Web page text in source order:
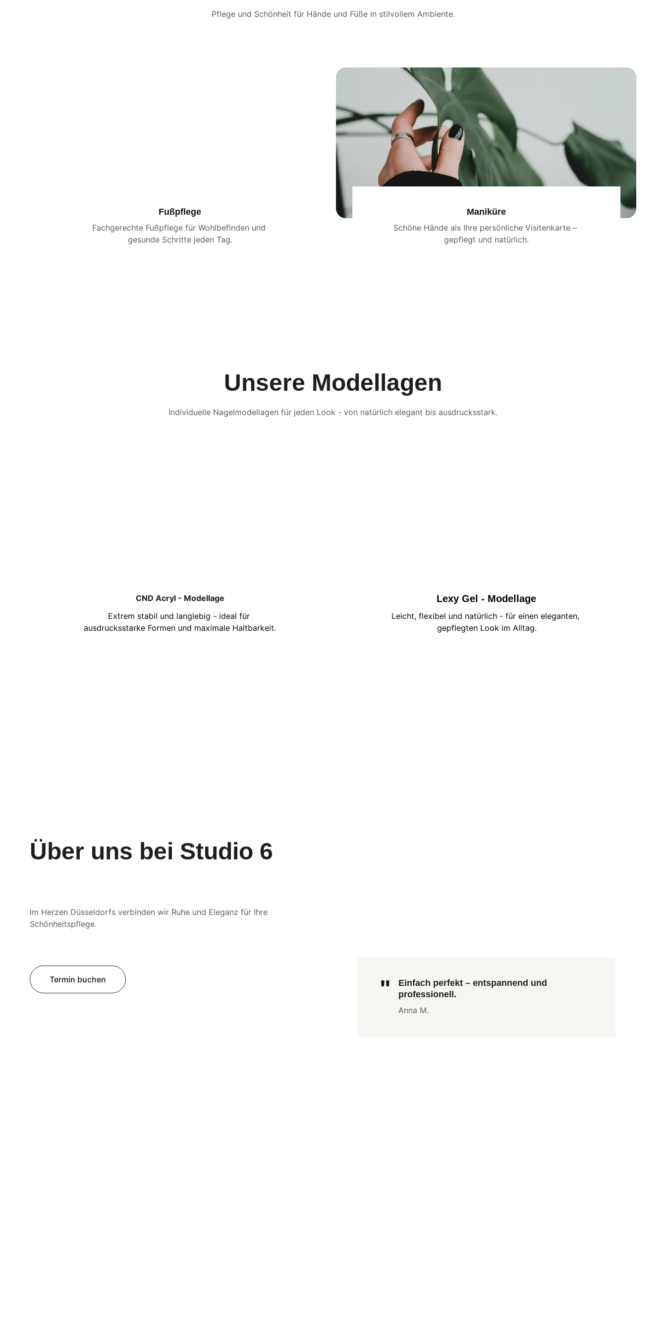
Pflege und Schönheit für Hände und Füße in stilvollem Ambiente.
Maniküre
Schöne Hände als Ihre persönliche Visitenkarte –
gepflegt und natürlich.
Fußpflege
Fachgerechte Fußpflege für Wohlbefinden und
gesunde Schritte jeden Tag.
Unsere Modellagen
Individuelle Nagelmodellagen für jeden Look - von natürlich elegant bis ausdrucksstark.
Lexy Gel - Modellage
Leicht, flexibel und natürlich - für einen eleganten,
gepflegten Look im Alltag.
CND Acryl - Modellage
Extrem stabil und langlebig - ideal für
ausdrucksstarke Formen und maximale Haltbarkeit.
Über uns bei Studio 6
Im Herzen Düsseldorfs verbinden wir Ruhe und Eleganz für Ihre
Schönheitspflege.
Einfach perfekt – entspannend und
professionell.
Anna M.
"
Termin buchen